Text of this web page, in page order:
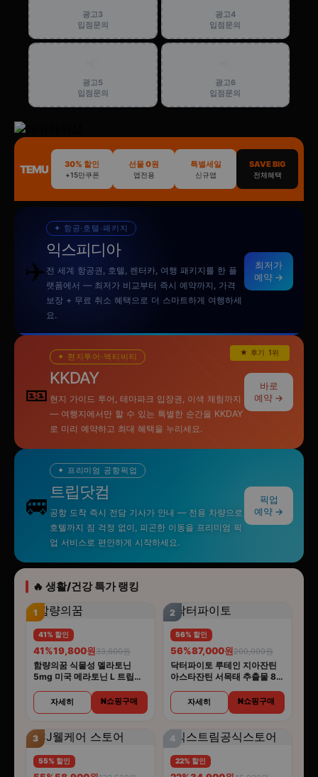
광고3
입점문의
광고4
입점문의
광고5
입점문의
광고6
입점문의
TEMU 30% 할인
+15만쿠폰
선물 0원
앱전용
특별세일
신규앱
SAVE BIG
전체혜택
✈️
✦ 항공·호텔·패키지
익스피디아
전 세계 항공권, 호텔, 렌터카, 여행 패키지를 한 플
랫폼에서 — 최저가 비교부터 즉시 예약까지, 가격
보장 + 무료 취소 혜택으로 더 스마트하게 여행하세
요.
최저가
예약 →
★ 후기 1위
🎫
✦ 현지투어·액티비티
KKDAY
현지 가이드 투어, 테마파크 입장권, 이색 체험까지
— 여행지에서만 할 수 있는 특별한 순간을 KKDAY
로 미리 예약하고 최대 혜택을 누리세요.
바로
예약 →
🚐
✦ 프리미엄 공항픽업
트립닷컴
공항 도착 즉시 전담 기사가 안내 — 전용 차량으로
호텔까지 짐 걱정 없이, 피곤한 이동을 프리미엄 픽
업 서비스로 편안하게 시작하세요.
픽업
예약 →
🔥 생활/건강 특가 랭킹
1
41% 할인
41%19,800원33,600원
함량의꿈 식물성 멜라토닌
5mg 미국 메라토닌 L 트립토
자세히 N쇼핑구매
2
56% 할인
56%87,000원200,000원
닥터파이토 루테인 지아잔틴
아스타잔틴 서목태 추출물 8중
자세히 N쇼핑구매
3
55% 할인
4
22% 할인